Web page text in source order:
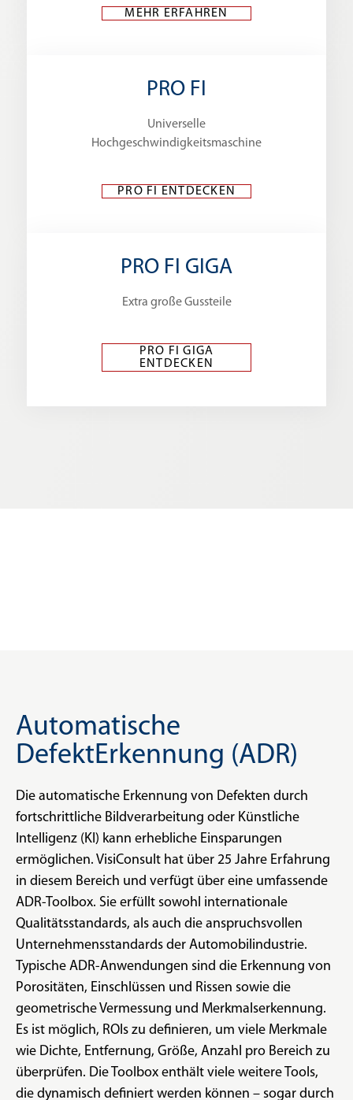
MEHR ERFAHREN
PRO FI
Universelle
Hochgeschwindigkeitsmaschine
PRO FI ENTDECKEN
PRO FI GIGA
Extra große Gussteile
PRO FI GIGA
ENTDECKEN
Automatische
DefektErkennung (ADR)
Die automatische Erkennung von Defekten durch
fortschrittliche Bildverarbeitung oder Künstliche
Intelligenz (KI) kann erhebliche Einsparungen
ermöglichen. VisiConsult hat über 25 Jahre Erfahrung
in diesem Bereich und verfügt über eine umfassende
ADR-Toolbox. Sie erfüllt sowohl internationale
Qualitätsstandards, als auch die anspruchsvollen
Unternehmensstandards der Automobilindustrie.
Typische ADR-Anwendungen sind die Erkennung von
Porositäten, Einschlüssen und Rissen sowie die
geometrische Vermessung und Merkmalserkennung.
Es ist möglich, ROIs zu definieren, um viele Merkmale
wie Dichte, Entfernung, Größe, Anzahl pro Bereich zu
überprüfen. Die Toolbox enthält viele weitere Tools,
die dynamisch definiert werden können – sogar durch